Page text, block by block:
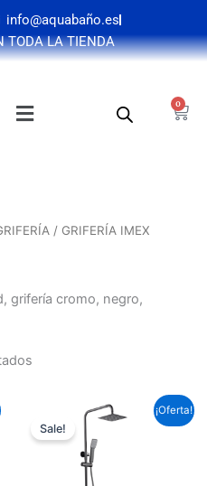
info@aquabaño.es
TODA LA TIENDA
0
Cart
/ GRIFERÍA IMEX
grifería cromo, negro,
¡Oferta!
Sale!
El
precio
original
era:
361,79 €.
precio